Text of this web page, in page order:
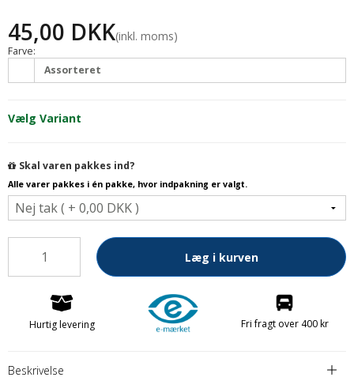
45,00 DKK(inkl. moms)
Farve:
Assorteret
Vælg Variant
Skal varen pakkes ind?
Alle varer pakkes i én pakke, hvor indpakning er valgt.
Læg i kurven
Hurtig levering Fri fragt over 400 kr
Beskrivelse